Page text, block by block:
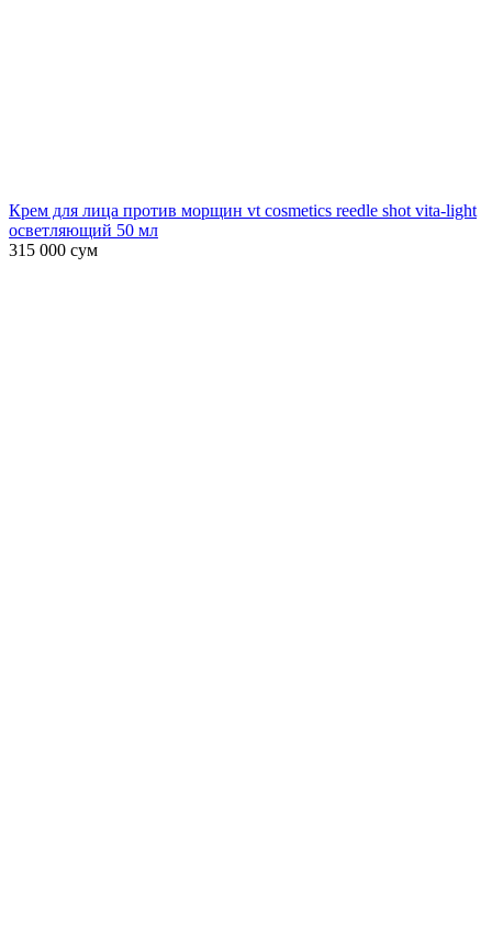
Крем для лица против морщин vt cosmetics reedle shot vita-light
осветляющий 50 мл
315 000 сум